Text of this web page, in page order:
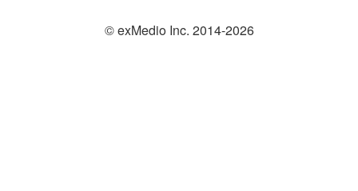
© exMedio Inc. 2014-2026